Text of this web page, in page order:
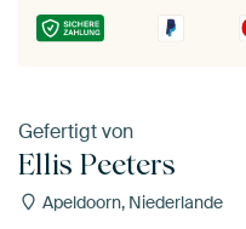
Gefertigt von
Ellis Peeters
Apeldoorn, Niederlande